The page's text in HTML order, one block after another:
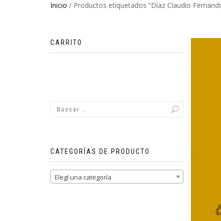
Inicio / Productos etiquetados “Díaz Claudio
CARRITO
CATEGORÍAS DE PRODUCTO
Elegí una categoría